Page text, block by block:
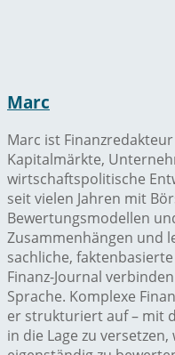
Marc
Marc ist
Kapitalmärkte,
wirtschaftspolitische
seit vielen Jahren mit
Bewertungsmodellen
Zusammenhängen und
sachliche,
Finanz-Journal
Sprache. Komplexe
er strukturiert auf – mit
in die Lage zu